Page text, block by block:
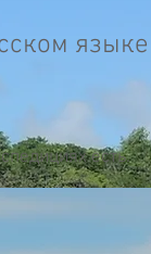
языке
есть.